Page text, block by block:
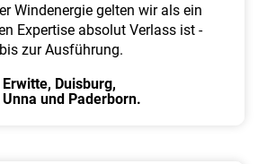
Windenergie gelten wir als ein
Expertise absolut Verlass ist -
zur Ausführung.
Duisburg,
und Paderborn.